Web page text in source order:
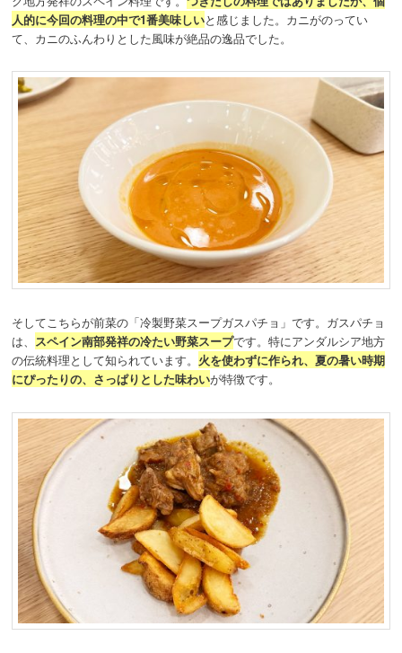
人的に今回の料理の中で1番美味しいと感じました。カニがのってい
て、カニのふんわりとした風味が絶品の逸品でした。
そしてこちらが前菜の「冷製野菜スープガスパチョ」です。ガスパチョ
は、 スペイン南部発祥の冷たい野菜スープです。特にアンダルシア地方
の伝統料理として知られています。 火を使わずに作られ、夏の暑い時期
にぴったりの、さっぱりとした味わいが特徴です。